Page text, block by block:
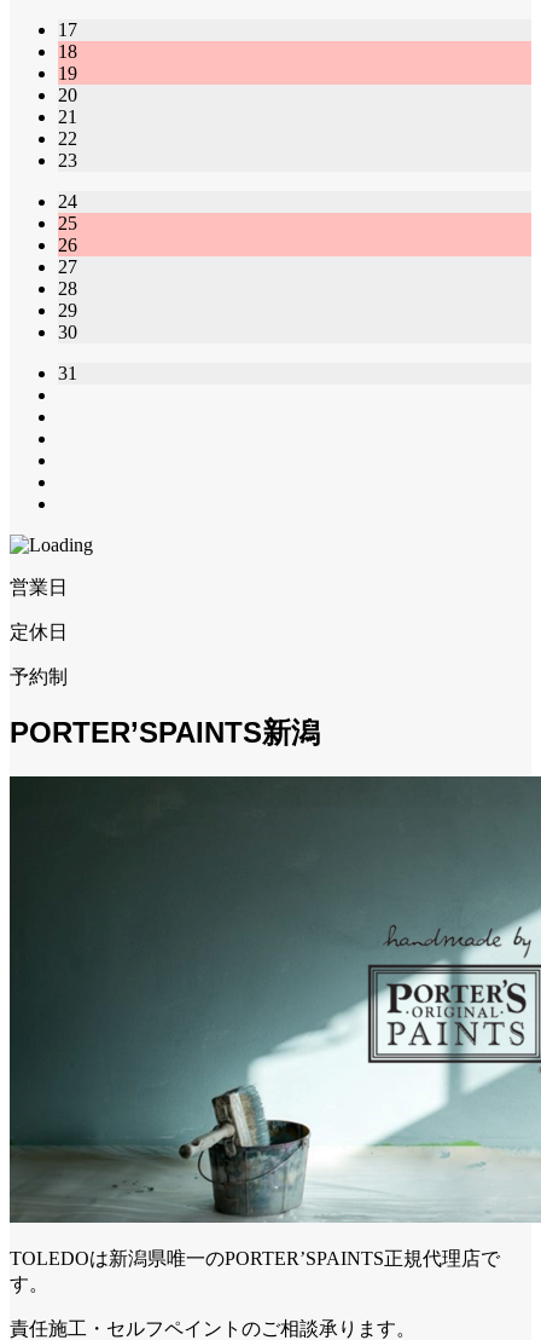
17
18
19
20
21
22
23
24
25
26
27
28
29
30
31
営業日
定休日
予約制
PORTER’SPAINTS新潟
TOLEDOは新潟県唯一のPORTER’SPAINTS正規代理店で
す。
責任施工・セルフペイントのご相談承ります。